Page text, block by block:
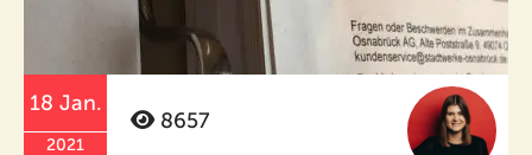
18 Jan.
2021
8657